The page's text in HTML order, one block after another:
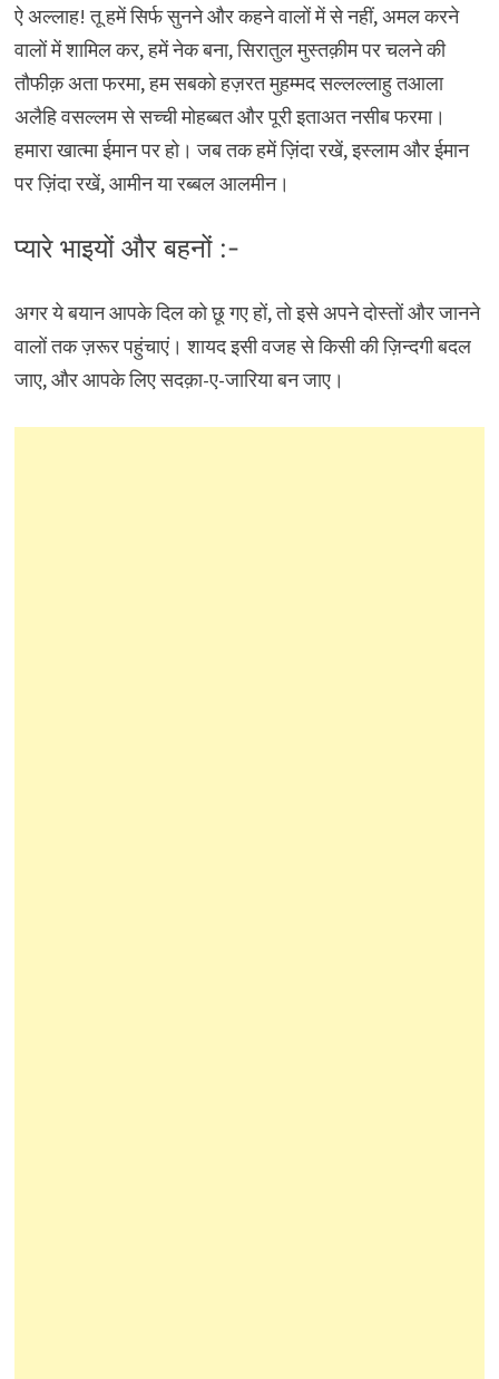
ऐ अल्लाह! तू हमें सिर्फ सुनने और कहने वालों में से नहीं, अमल करने
वालों में शामिल कर, हमें नेक बना, सिरातुल मुस्तक़ीम पर चलने की
तौफीक़ अता फरमा, हम सबको हज़रत मुहम्मद सल्लल्लाहु तआला
अलैहि वसल्लम से सच्ची मोहब्बत और पूरी इताअत नसीब फरमा।
हमारा खात्मा ईमान पर हो। जब तक हमें ज़िंदा रखें, इस्लाम और ईमान
पर ज़िंदा रखें, आमीन या रब्बल आलमीन।
प्यारे भाइयों और बहनों :-
अगर ये बयान आपके दिल को छू गए हों, तो इसे अपने दोस्तों और जानने
वालों तक ज़रूर पहुंचाएं। शायद इसी वजह से किसी की ज़िन्दगी बदल
जाए, और आपके लिए सदक़ा-ए-जारिया बन जाए।